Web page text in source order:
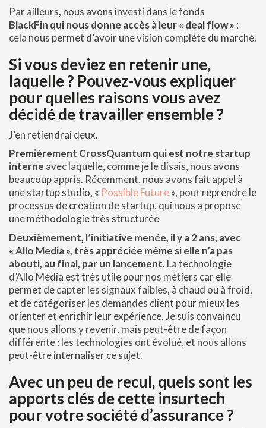
Par ailleurs, nous avons investi dans le fonds
BlackFin qui nous donne accès à leur « deal flow » :
cela nous permet d’avoir une vision complète du marché.
Si vous deviez en retenir une,
laquelle ? Pouvez-vous expliquer
pour quelles raisons vous avez
décidé de travailler ensemble ?
J’en retiendrai deux.
Premièrement CrossQuantum qui est notre startup
interne avec laquelle, comme je le disais, nous avons
beaucoup appris. Récemment, nous avons fait appel à
une startup studio, « Possible Future», pour reprendre le
processus de création de startup, qui nous a proposé
une méthodologie très structurée
Deuxièmement, l’initiative menée, il y a 2 ans, avec
« Allo Media », très appréciée même si elle n’a pas
abouti, au final, par un lancement. La technologie
d’Allo Média est très utile pour nos métiers car elle
permet de capter les signaux faibles, à chaud ou à froid,
et de catégoriser les demandes client pour mieux les
orienter et enrichir leur expérience. Je suis convaincu
que nous allons y revenir, mais peut-être de façon
différente : les technologies ont évolué, et nous allons
peut-être internaliser ce sujet.
Avec un peu de recul, quels sont les
apports clés de cette insurtech
pour votre société d’assurance ?